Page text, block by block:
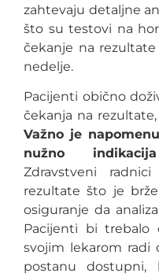
zahtevaju detaljne
što su testovi na
čekanje na
nedelje.
Pacijenti obično
čekanja na
Važno je
nužno
Zdravstveni
rezultate što je
osiguranje da
Pacijenti bi
svojim lekarom radi
postanu